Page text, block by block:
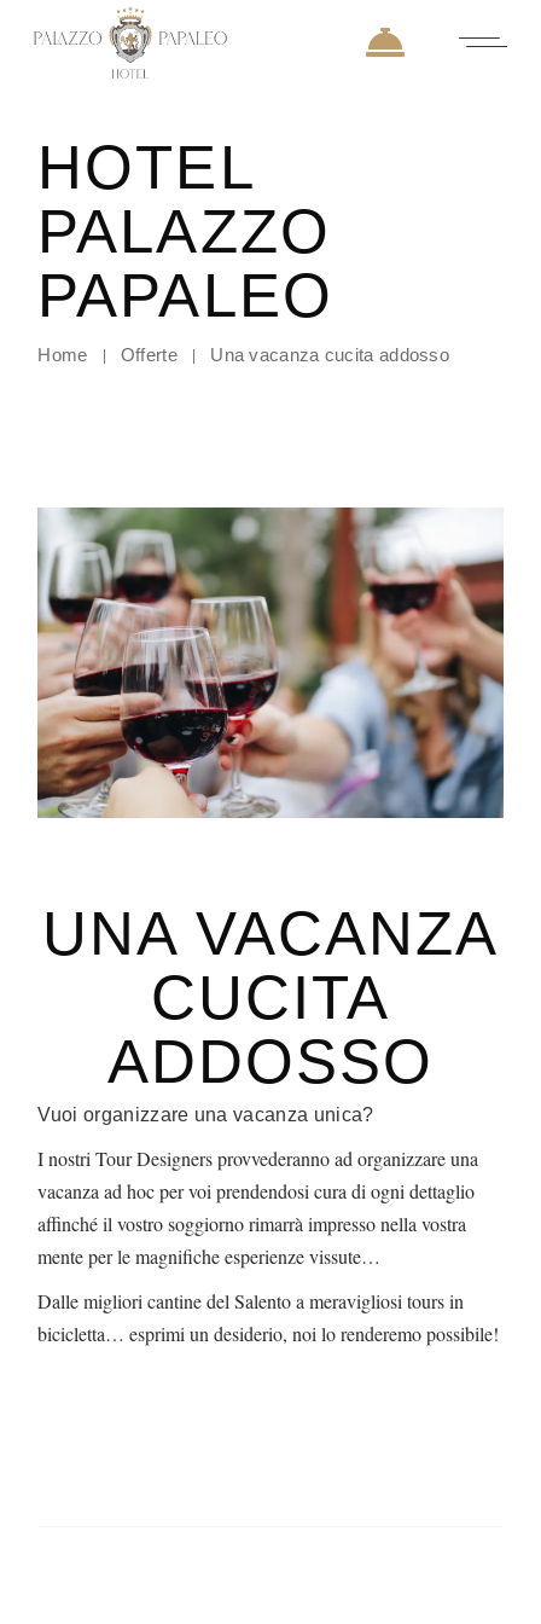
HOTEL
PALAZZO
PAPALEO
Home Offerte Una vacanza cucita addosso
UNA VACANZA
CUCITA
ADDOSSO
Vuoi organizzare una vacanza unica?
I nostri Tour Designers provvederanno ad organizzare una
vacanza ad hoc per voi prendendosi cura di ogni dettaglio
affinché il vostro soggiorno rimarrà impresso nella vostra
mente per le magnifiche esperienze vissute…
Dalle migliori cantine del Salento a meravigliosi tours in
bicicletta… esprimi un desiderio, noi lo renderemo possibile!